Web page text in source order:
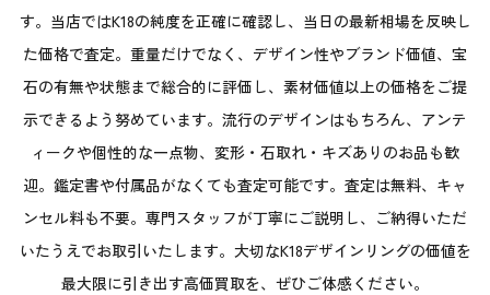
す。当店ではK18の純度を正確に確認し、当日の最新相場を反映し
た価格で査定。重量だけでなく、デザイン性やブランド価値、宝
石の有無や状態まで総合的に評価し、素材価値以上の価格をご提
示できるよう努めています。流行のデザインはもちろん、アンテ
ィークや個性的な一点物、変形・石取れ・キズありのお品も歓
迎。鑑定書や付属品がなくても査定可能です。査定は無料、キャ
ンセル料も不要。専門スタッフが丁寧にご説明し、ご納得いただ
いたうえでお取引いたします。大切なK18デザインリングの価値を
最大限に引き出す高価買取を、ぜひご体感ください。